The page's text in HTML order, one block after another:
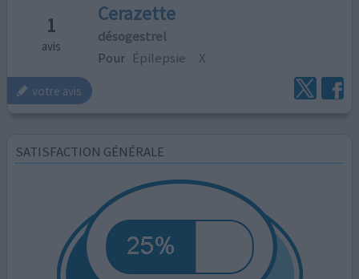
1
avis
Cerazette
désogestrel
Pour Épilepsie X
votre avis
SATISFACTION GÉNÉRALE